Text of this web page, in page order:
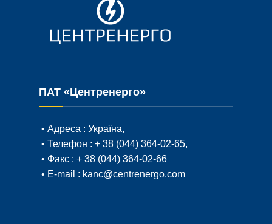
ПАТ «Центренерго»
• Адреса : Україна,
• Телефон : + 38 (044) 364-02-65,
• Факс : + 38 (044) 364-02-66
• E-mail : kanc@centrenergo.com